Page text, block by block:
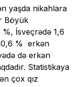
yaşda nikahlara
Böyük
İsveçrədə 1,6
0,6 % erkən
də erkən
Statistikaya
çox qız